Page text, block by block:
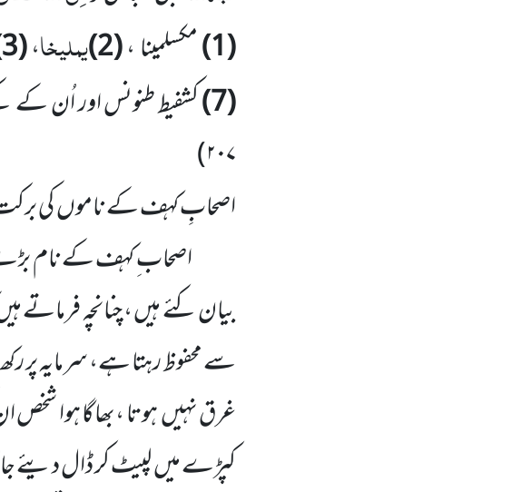
(1)
مکسلمینا ،(2) یملیخا،(3)
(7)
کشفیط طنونس اور اُن کے
۲۰۷)
اصحابِ کہف کے ناموں کی
اصحاب ِ کہف کے نام بڑے
بیان کئے ہیں ، چنانچہ فرماتے
سے محفوظ رہتا ہے، سرمایہ پر
غرق نہیں ہوتا ،بھاگا ہوا
کپڑے میں لپیٹ کر ڈال دیئے